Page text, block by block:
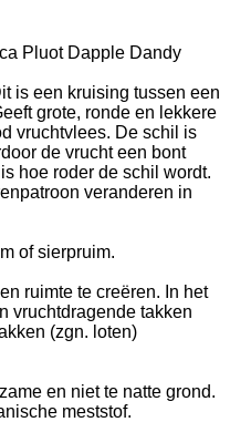
Pluot Dapple Dandy
is een kruising tussen een
grote, ronde en lekkere
vruchtvlees. De schil is
de vrucht een bont
hoe roder de schil wordt.
veranderen in
of sierpruim.
ruimte te creëren. In het
vruchtdragende takken
(zgn. loten)
en niet te natte grond.
meststof.